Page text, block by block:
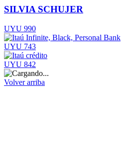
SILVIA SCHUJER
UYU 990
UYU 743
UYU 842
Volver arriba